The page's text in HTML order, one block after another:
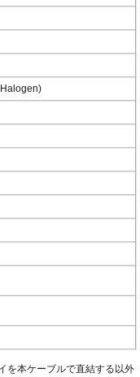
を本ケーブルで直結する以外